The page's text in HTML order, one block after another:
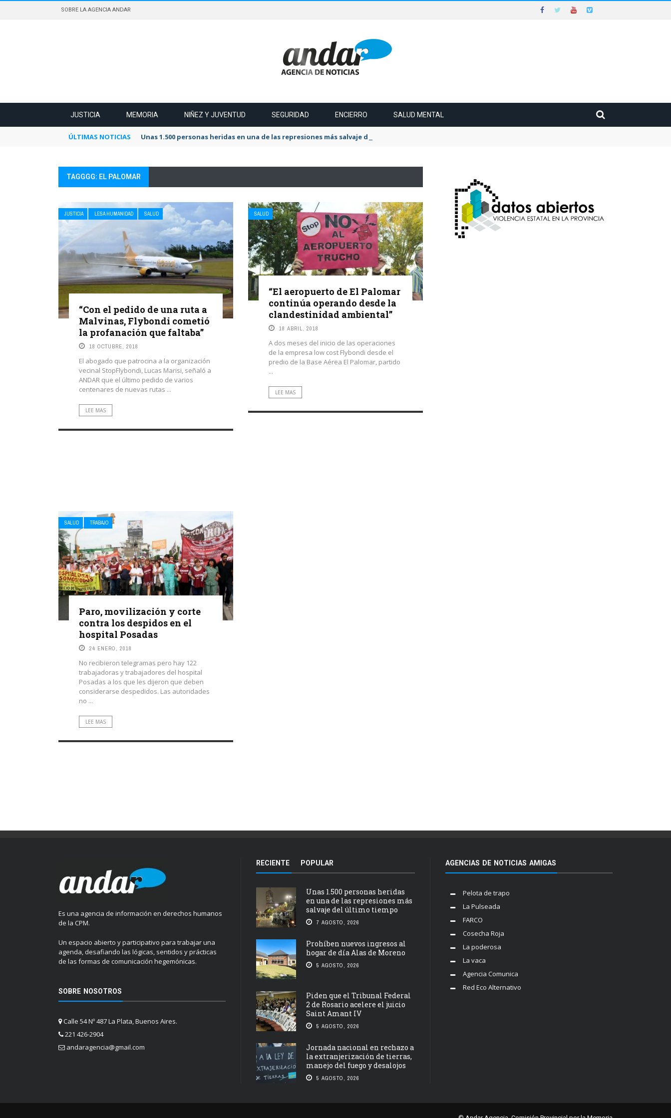
SOBRE LA AGENCIA ANDAR
JUSTICIA MEMORIA NIÑEZ Y JUVENTUD SEGURIDAD ENCIERRO SALUD MENTAL
ÚLTIMAS NOTICIAS Unas 1.500 personas heridas en una de las represiones más salvaje del último tiempo
TAGGGG: EL PALOMAR
JUSTICIA LESA HUMANIDAD SALUD
“Con el pedido de una ruta a
Malvinas, Flybondi cometió
la profanación que faltaba”
18 OCTUBRE, 2018
El abogado que patrocina a la organización
vecinal StopFlybondi, Lucas Marisi, señaló a
ANDAR que el último pedido de varios
centenares de nuevas rutas ...
LEE MAS
SALUD
“El aeropuerto de El Palomar
continúa operando desde la
clandestinidad ambiental”
18 ABRIL, 2018
A dos meses del inicio de las operaciones
de la empresa low cost Flybondi desde el
predio de la Base Aérea El Palomar, partido
...
LEE MAS
SALUD TRABAJO
Paro, movilización y corte
contra los despidos en el
hospital Posadas
24 ENERO, 2018
No recibieron telegramas pero hay 122
trabajadoras y trabajadores del hospital
Posadas a los que les dijeron que deben
considerarse despedidos. Las autoridades
no ...
LEE MAS
Es una agencia de información en derechos humanos
de la CPM.
Un espacio abierto y participativo para trabajar una
agenda, desafiando las lógicas, sentidos y prácticas
de las formas de comunicación hegemónicas.
SOBRE NOSOTROS
Calle 54 Nº 487 La Plata, Buenos Aires.
221 426-2904
andaragencia@gmail.com
RECIENTE POPULAR
Unas 1.500 personas heridas
en una de las represiones más
salvaje del último tiempo
7 AGOSTO, 2026
Prohíben nuevos ingresos al
hogar de día Alas de Moreno
5 AGOSTO, 2026
Piden que el Tribunal Federal
2 de Rosario acelere el juicio
Saint Amant IV
5 AGOSTO, 2026
Jornada nacional en rechazo a
la extranjerización de tierras,
manejo del fuego y desalojos
5 AGOSTO, 2026
AGENCIAS DE NOTICIAS AMIGAS
Pelota de trapo
La Pulseada
FARCO
Cosecha Roja
La poderosa
La vaca
Agencia Comunica
Red Eco Alternativo